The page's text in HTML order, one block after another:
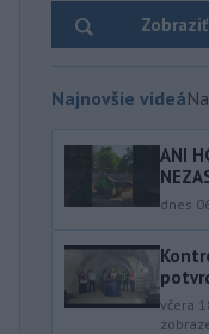
Najnovšie videá
ANI
dnes
včera